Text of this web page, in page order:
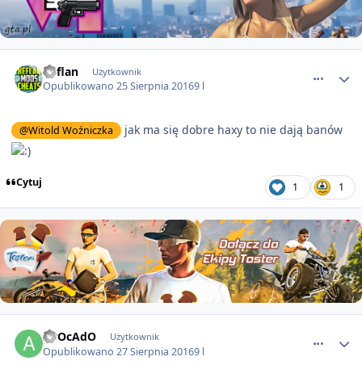
keflan Użytkownik
Opublikowano25 Sierpnia 20169 l
@Witold Woźniczka jak ma się dobre haxy to nie dają banów
Cytuj 1 1
AvOcAdO Użytkownik
Opublikowano27 Sierpnia 20169 l